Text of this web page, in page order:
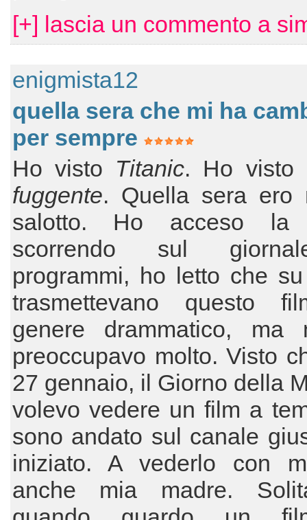
[+] lascia un commento a
enigmista12
quella sera che mi ha
per sempre
Ho visto Titanic. Ho visto
fuggente. Quella sera ero
salotto. Ho acceso
scorrendo sul
programmi, ho letto che
trasmettevano questo
genere drammatico, ma
preoccupavo molto. Visto
27 gennaio, il Giorno della
volevo vedere un film a
sono andato sul canale
iniziato. A vederlo con
anche mia madre.